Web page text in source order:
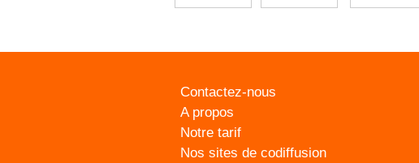
Contactez-nous
A propos
Notre tarif
Nos sites de codiffusion